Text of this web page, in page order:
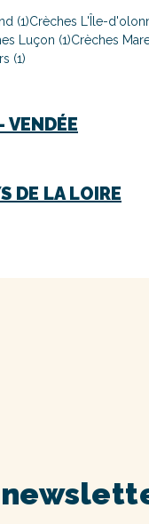
(1)Crèches L'Île-
Luçon (1)Crèches
(1)
VENDÉE
DE LA LOIRE